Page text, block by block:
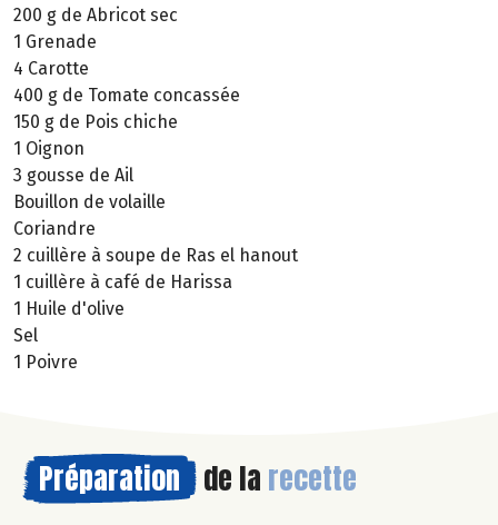
200 g de Abricot sec
1 Grenade
4 Carotte
400 g de Tomate concassée
150 g de Pois chiche
1 Oignon
3 gousse de Ail
Bouillon de volaille
Coriandre
2 cuillère à soupe de Ras el hanout
1 cuillère à café de Harissa
1 Huile d'olive
Sel
1 Poivre
Préparation de la recette